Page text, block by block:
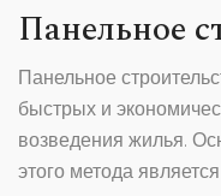
Панельное
Панельное
быстрых и
возведения жилья.
этого метода